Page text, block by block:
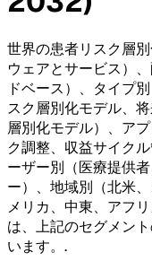
世界の患者リスク層
ウェアとサービス）
ドベース）、タイプ
スク層別化モデル、
層別化モデル）、ア
ク調整、収益サイク
ーザー別（医療提供
ー）、地域別（北米
メリカ、中東、アフ
は、上記のセグメン
います。 .